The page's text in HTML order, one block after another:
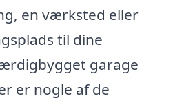
en værksted eller
til dine
garage
er nogle af de